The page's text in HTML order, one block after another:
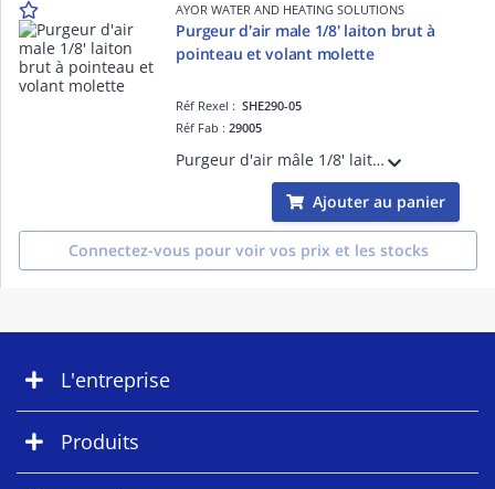
AYOR WATER AND HEATING SOLUTIONS
Purgeur d'air male 1/8' laiton brut à
pointeau et volant molette
Réf Rexel :SHE290-05
Réf Fab :29005
Purgeur d'air mâle 1/8' laiton brut à visser à pointeau et volant molette
Ajouter au panier
Connectez-vous pour voir vos prix et les stocks
L'entreprise
Produits